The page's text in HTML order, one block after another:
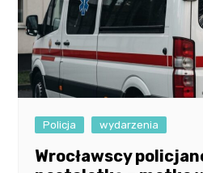
Policja wydarzenia
Wrocławscy